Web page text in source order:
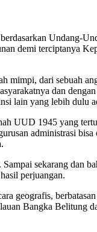
Undang-
demi terciptanya
dari sebuah
dan
lain yang lebih dulu
UUD 1945 yang
administrasi
sekarang dan
perjuangan.
geografis,
Bangka Belitung